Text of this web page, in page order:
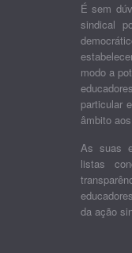
É sem
sindical
modo a
particular
âmbito
As suas
listas
da ação